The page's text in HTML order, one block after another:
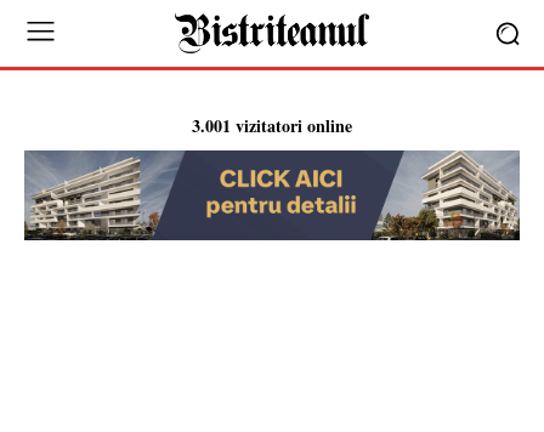
3.001 vizitatori online